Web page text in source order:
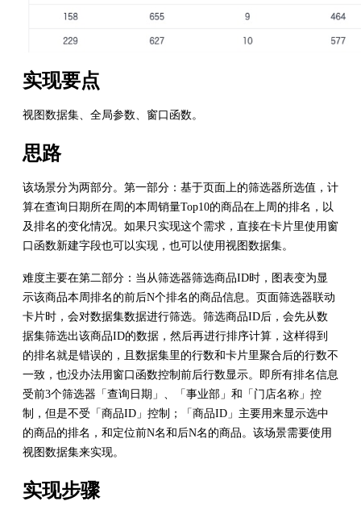
实现要点
视图数据集、全局参数、窗口函数。
思路
该场景分为两部分。第一部分：基于页面上的筛选器所选值，计
算在查询日期所在周的本周销量Top10的商品在上周的排名，以
及排名的变化情况。如果只实现这个需求，直接在卡片里使用窗
口函数新建字段也可以实现，也可以使用视图数据集。
难度主要在第二部分：当从筛选器筛选商品ID时，图表变为显
示该商品本周排名的前后N个排名的商品信息。页面筛选器联动
卡片时，会对数据集数据进行筛选。筛选商品ID后，会先从数
据集筛选出该商品ID的数据，然后再进行排序计算，这样得到
的排名就是错误的，且数据集里的行数和卡片里聚合后的行数不
一致，也没办法用窗口函数控制前后行数显示。即所有排名信息
受前3个筛选器「查询日期」、「事业部」和「门店名称」控
制，但是不受「商品ID」控制；「商品ID」主要用来显示选中
的商品的排名，和定位前N名和后N名的商品。该场景需要使用
视图数据集来实现。
实现步骤